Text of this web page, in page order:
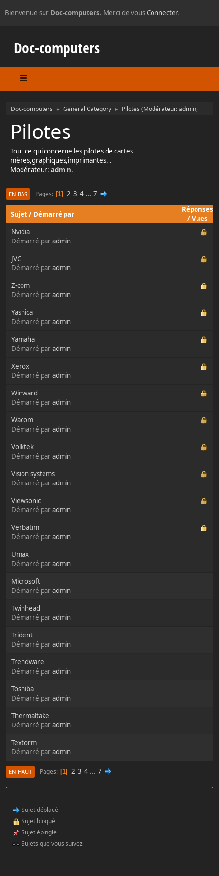
Bienvenue sur Doc-computers. Merci de vousConnecter.
Doc-computers
Doc-computers ► General Category ► Pilotes (Modérateur:admin)
Pilotes
Tout ce qui concerne les pilotes de cartes
mères,graphiques,imprimantes...
Modérateur: admin.
EN BAS Pages 1 2 3 4 ... 7
Sujet/ Démarré par
Réponses
/Vues
Nvidia
Démarré paradmin
JVC
Démarré paradmin
Z-com
Démarré paradmin
Yashica
Démarré paradmin
Yamaha
Démarré paradmin
Xerox
Démarré paradmin
Winward
Démarré paradmin
Wacom
Démarré paradmin
Volktek
Démarré paradmin
Vision systems
Démarré paradmin
Viewsonic
Démarré paradmin
Verbatim
Démarré paradmin
Umax
Démarré paradmin
Microsoft
Démarré paradmin
Twinhead
Démarré paradmin
Trident
Démarré paradmin
Trendware
Démarré paradmin
Toshiba
Démarré paradmin
Thermaltake
Démarré paradmin
Textorm
Démarré paradmin
EN HAUT Pages 1 2 3 4 ... 7
Sujet déplacé
Sujet bloqué
Sujet épinglé
Sujets que vous suivez